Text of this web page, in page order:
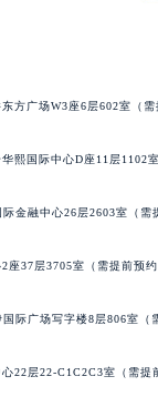
方广场W3座6层602室（需
熙国际中心D座11层1102
金融中心26层2603室（需
座37层3705室（需提前预约
际广场写字楼8层806室（
22层22-C1C2C3室（需提